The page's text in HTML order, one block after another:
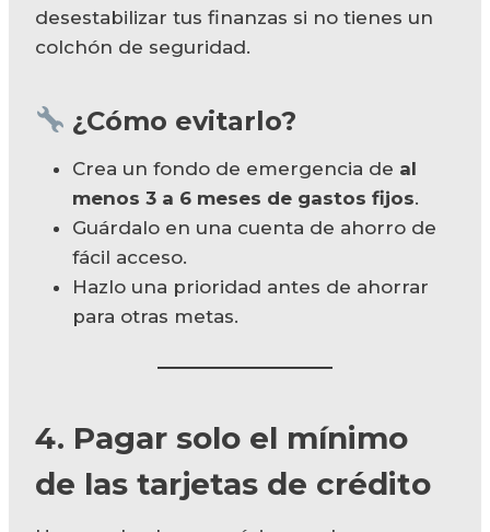
desestabilizar tus finanzas si no tienes un
colchón de seguridad.
¿Cómo evitarlo?
Crea un fondo de emergencia de al
menos 3 a 6 meses de gastos fijos.
Guárdalo en una cuenta de ahorro de
fácil acceso.
Hazlo una prioridad antes de ahorrar
para otras metas.
4. Pagar solo el mínimo
de las tarjetas de crédito